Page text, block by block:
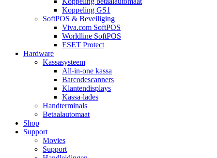
Koppeling GS1
SoftPOS & Beveiliging
Viva.com SoftPOS
Worldline SoftPOS
ESET Protect
Hardware
Kassasysteem
All-in-one kassa
Barcodescanners
Klantendisplays
Kassa-lades
Handterminals
Betaalautomaat
Shop
Support
Movies
Support